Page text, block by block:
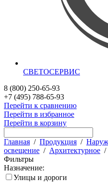
СВЕТОСЕРВИС
8 (800) 250-65-93
+7 (495) 788-65-93
Перейти к сравнению
Перейти в избранное
Перейти в корзину
Главная / Продукция /
освещение / Архитектурное /
Фильтры
Назначение:
Улицы и дороги